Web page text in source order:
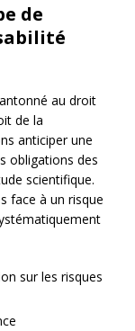
de
au droit
de la
anticiper une
obligations des
scientifique.
face à un risque
sur les risques